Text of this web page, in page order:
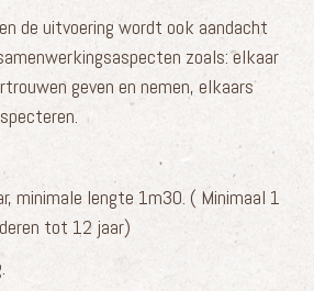
de uitvoering wordt ook aandacht
zoals: elkaar
geven en nemen, elkaars
minimale lengte 1m30. ( Minimaal 1
tot 12 jaar)